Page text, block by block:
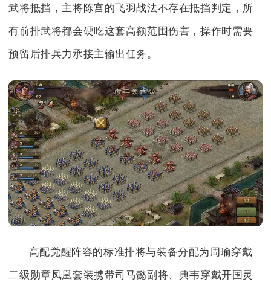
武将抵挡，主将陈宫的飞羽战法不存在抵挡判定，所
有前排武将都会硬吃这套高额范围伤害，操作时需要
预留后排兵力承接主输出任务。
高配觉醒阵容的标准排将与装备分配为周瑜穿戴
二级勋章凤凰套装携带司马懿副将、典韦穿戴开国灵